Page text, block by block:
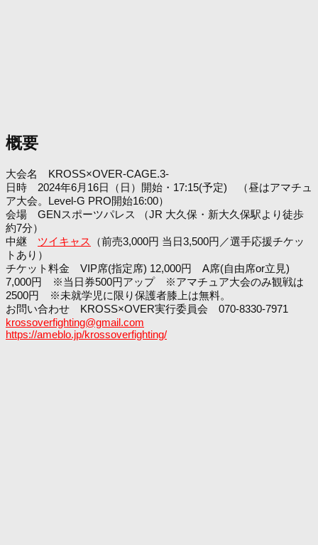
概要
大会名 KROSS×OVER-CAGE.3-
日時 2024年6月16日（日）開始・17:15(予定) （昼はアマチュ
ア大会。Level-G PRO開始16:00）
会場 GENスポーツパレス （JR 大久保・新大久保駅より徒歩
約7分）
中継 ツイキャス
（前売3,000円 当日3,500円／選手応援チケッ
トあり）
チケット料金 VIP席(指定席) 12,000円 A席(自由席or立見)
7,000円 ※当日券500円アップ ※アマチュア大会のみ観戦は
2500円 ※未就学児に限り保護者膝上は無料。
お問い合わせ KROSS×OVER実行委員会 070-8330-7971
krossoverfighting@gmail.com
https://ameblo.jp/krossoverfighting/